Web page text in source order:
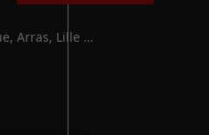
Arras, Lille …